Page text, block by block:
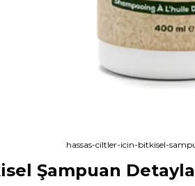
hassas-ciltler-icin-bitkisel-
Şampuan